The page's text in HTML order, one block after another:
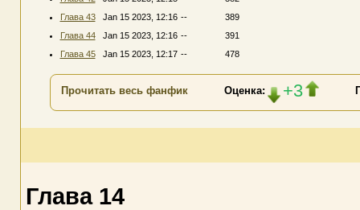
Глава 43
Jan 15 2023, 12:16 --
389
Глава 44
Jan 15 2023, 12:16 --
391
Глава 45
Jan 15 2023, 12:17 -- 478
Прочитать весь фанфик Оценка: +3
Глава 14